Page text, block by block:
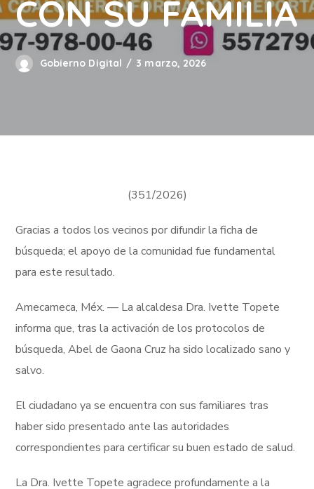
CON SU FAMILIA
Gobierno Digital 3 marzo, 2026
(351/2026)
Gracias a todos los vecinos por difundir la ficha de
búsqueda; el apoyo de la comunidad fue fundamental
para este resultado.
Amecameca, Méx. — La alcaldesa Dra. Ivette Topete
informa que, tras la activación de los protocolos de
búsqueda, Abel de Gaona Cruz ha sido localizado sano y
salvo.
El ciudadano ya se encuentra con sus familiares tras
haber sido presentado ante las autoridades
correspondientes para certificar su buen estado de salud.
La Dra. Ivette Topete agradece profundamente a la